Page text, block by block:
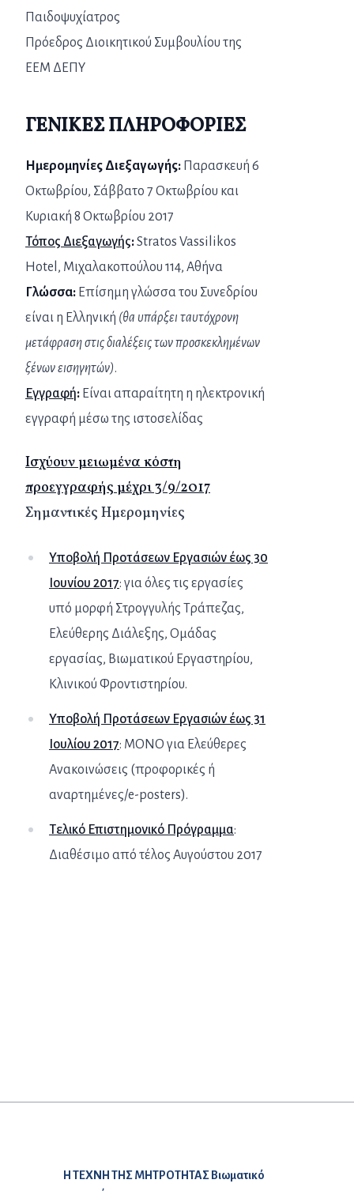
Παιδοψυχίατρος
Πρόεδρος Διοικητικού Συμβουλίου της
ΕΕΜ ΔΕΠΥ
ΓΕΝΙΚΕΣ ΠΛΗΡΟΦΟΡΙΕΣ
Ημερομηνίες Διεξαγωγής: Παρασκευή 6
Οκτωβρίου, Σάββατο 7 Οκτωβρίου και
Κυριακή 8 Οκτωβρίου 2017
Τόπος Διεξαγωγής:Stratos Vassilikos
Hotel, Μιχαλακοπούλου 114, Αθήνα
Γλώσσα: Επίσημη γλώσσα του Συνεδρίου
είναι η Ελληνική (θα υπάρξει ταυτόχρονη
μετάφραση στις διαλέξεις των προσκεκλημένων
ξένων εισηγητών).
Εγγραφή: Είναι απαραίτητη η ηλεκτρονική
εγγραφή μέσω της ιστοσελίδας
Ισχύουν μειωμένα κόστη
προεγγραφής μέχρι 3/9/2017
Σημαντικές Ημερομηνίες
Υποβολή Προτάσεων Εργασιών έως 30
Ιουνίου 2017: για όλες τις εργασίες
υπό μορφή Στρογγυλής Τράπεζας,
Ελεύθερης Διάλεξης, Ομάδας
εργασίας, Βιωματικού Εργαστηρίου,
Κλινικού Φροντιστηρίου.
Υποβολή Προτάσεων Εργασιών έως 31
Ιουλίου 2017: MONO για Ελεύθερες
Ανακοινώσεις (προφορικές ή
αναρτημένες/e-posters).
Τελικό Επιστημονικό Πρόγραμμα:
Διαθέσιμο από τέλος Αυγούστου 2017
Προηγούμενο άρθρο:
Η ΤΕΧΝΗ ΤΗΣ ΜΗΤΡΟΤΗΤΑΣ Βιωματικό